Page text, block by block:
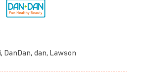
dan, Lawson